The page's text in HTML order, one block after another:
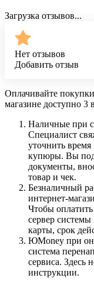
Загрузка отзывов...
Нет отзывов
Добавить отзыв
Оплачивайте
магазине доступно 3
Наличные при
Специалист
уточнить время
купюры. Вы
документы,
товар и чек.
Безналичный
интернет-
Чтобы оплатить
сервер
карты, срок
ЮMoney при
система
сервиса. Здесь
инструкции.